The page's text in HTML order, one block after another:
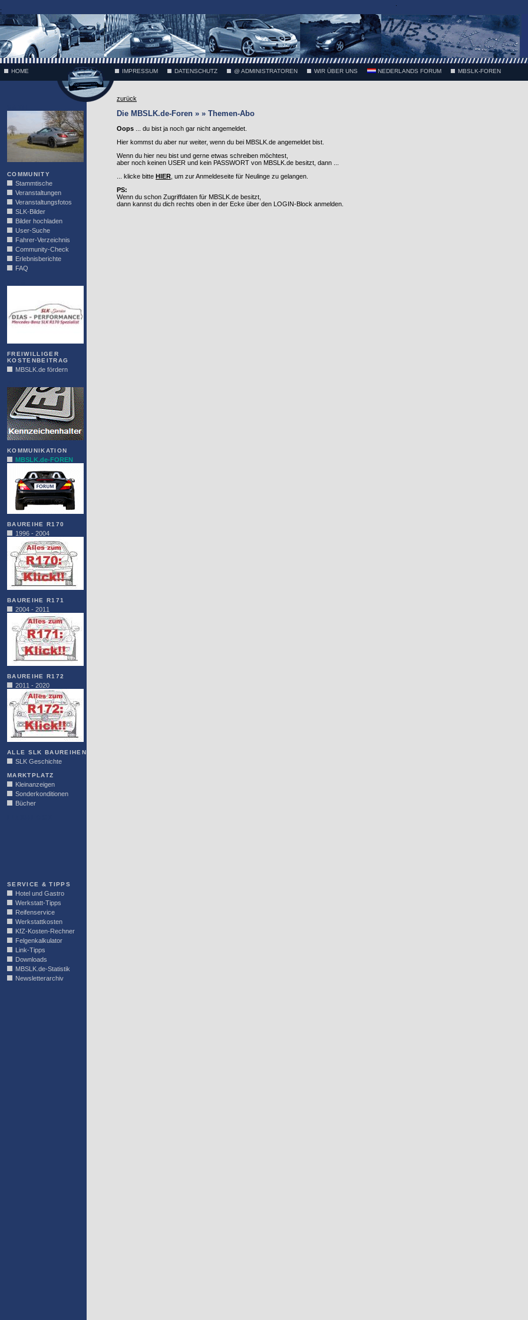
;
HOME IMPRESSUM DATENSCHUTZ @ ADMINISTRATOREN WIR ÜBER UNS NEDERLANDS FORUM MBSLK-FOREN
COMMUNITY
Stammtische
Veranstaltungen
Veranstaltungsfotos
SLK-Bilder
Bilder hochladen
User-Suche
Fahrer-Verzeichnis
Community-Check
Erlebnisberichte
FAQ
FREIWILLIGER
KOSTENBEITRAG
MBSLK.de fördern
KOMMUNIKATION
MBSLK.de-FOREN
BAUREIHE R170
1996 - 2004
BAUREIHE R171
2004 - 2011
BAUREIHE R172
2011 - 2020
ALLE SLK BAUREIHEN
SLK Geschichte
MARKTPLATZ
Kleinanzeigen
Sonderkonditionen
Bücher
SERVICE & TIPPS
Hotel und Gastro
Werkstatt-Tipps
Reifenservice
Werkstattkosten
KfZ-Kosten-Rechner
Felgenkalkulator
Link-Tipps
Downloads
MBSLK.de-Statistik
Newsletterarchiv
zurück
Die MBSLK.de-Foren » » Themen-Abo
Oops ... du bist ja noch gar nicht angemeldet.
Hier kommst du aber nur weiter, wenn du bei MBSLK.de angemeldet bist.
Wenn du hier neu bist und gerne etwas schreiben möchtest,
aber noch keinen USER und kein PASSWORT von MBSLK.de besitzt, dann ...
... klicke bitte HIER , um zur Anmeldeseite für Neulinge zu gelangen.
PS:
Wenn du schon Zugriffdaten für MBSLK.de besitzt,
dann kannst du dich rechts oben in der Ecke über den LOGIN-Block anmelden.